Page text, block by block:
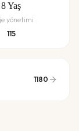
8Yaş
yönetimi
115
1180